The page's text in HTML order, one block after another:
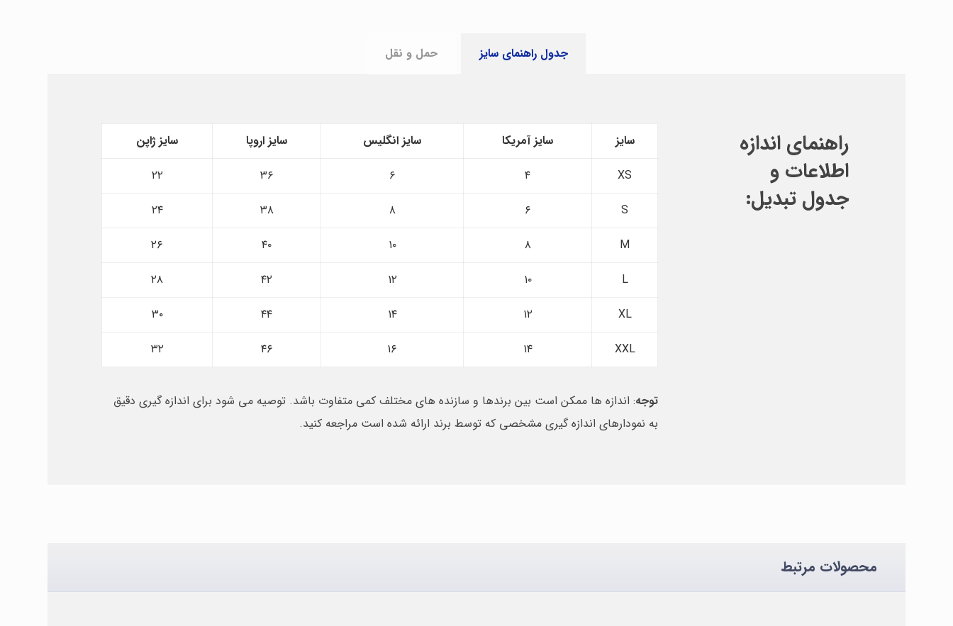
جدول راهنمای سایز حمل و نقل
راهنمای اندازه
اطلاعات و
جدول تبدیل:
سایز سایز آمریکا سایز انگلیس سایز اروپا
سایز ژاپن
XS
۴ ۶ ۳۶
۲۲
S
۶ ۸ ۳۸
۲۴
M
۸ ۱۰ ۴۰
۲۶
L
۱۰ ۱۲ ۴۲
۲۸
XL
۱۲ ۱۴ ۴۴
۳۰
XXL
۱۴ ۱۶ ۴۶ ۳۲
توجه: اندازه ها ممکن است بین برندها و سازنده های مختلف کمی متفاوت باشد. توصیه می شود برای اندازه گیری دقیق
به نمودارهای اندازه گیری مشخصی که توسط برند ارائه شده است مراجعه کنید.
محصولات مرتبط